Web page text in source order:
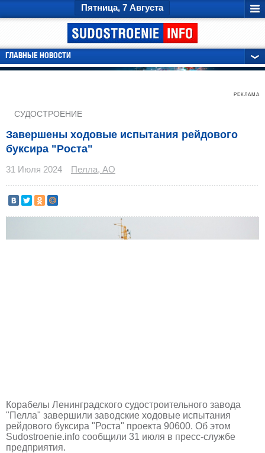
Пятница, 7 Августа
ГЛАВНЫЕ НОВОСТИ
РЕКЛАМА
СУДОСТРОЕНИЕ
Завершены ходовые испытания рейдового
буксира "Роста"
31 Июля 2024 Пелла, АО
Корабелы Ленинградского судостроительного завода
"Пелла" завершили заводские ходовые испытания
рейдового буксира "Роста" проекта 90600. Об этом
Sudostroenie.info сообщили 31 июля в пресс-службе
предприятия.